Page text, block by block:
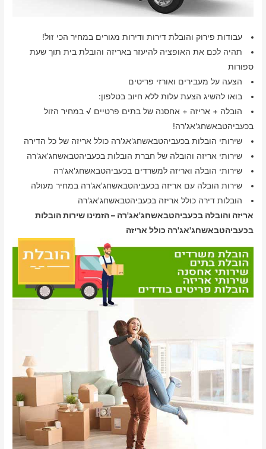
עבודות פירוק והובלת דירות ודירות מגורים במחיר הכי זול!
תהיה לכם את האופציה להיעזר באריזה והובלת בית תוך שעת
ספורות
הצעה על מעבירים ואורזי פריטים
בואו להשיג הצעת עלות ללא חיוב בטלפון:
הובלה + אריזה + אחסנה של בתים פרטיים √ במחיר הזול
בכעביהטבאשחג'אג'רה!
שירותי הובלות בכעביהטבאשחג'אג'רה כולל אריזה של כל הדירה
שירותי אריזה והובלה של חברת הובלות בכעביהטבאשחג'אג'רה
שירותי הובלה ואריזה למשרדים בכעביהטבאשחג'אג'רה
שירות הובלה עם אריזה בכעביהטבאשחג'אג'רה במחיר מעולה
הובלות דירה כולל אריזה בכעביהטבאשחג'אג'רה
אריזה והובלה בכעביהטבאשחג'אג'רה – הזמינו שירות הובלות
בכעביהטבאשחג'אג'רה כולל אריזה